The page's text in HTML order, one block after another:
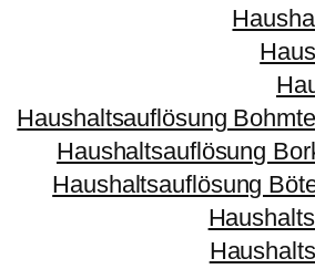
Haushaltsauflösung Bohmte
Haushaltsauflösung
Haushaltsauflösung